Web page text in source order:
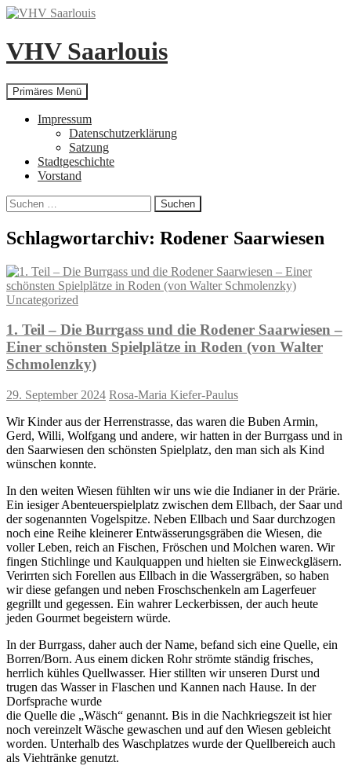
Zum
springen
VHV Saarlouis
Suchen
Primäres Menü
Impressum
Datenschutzerklärung
Satzung
Stadtgeschichte
Vorstand
Suchen
nach:
Schlagwortarchiv: Rodener Saarwiesen
Uncategorized
1. Teil – Die Burrgass und die Rodener Saarwiesen –
Einer schönsten Spielplätze in Roden (von Walter
Schmolenzky)
29. September 2024 Rosa-Maria Kiefer-Paulus
Wir Kinder aus der Herrenstrasse, das waren die Buben Armin,
Gerd, Willi, Wolfgang und andere, wir hatten in der Burrgass und in
den Saarwiesen den schönsten Spielplatz, den man sich als Kind
wünschen konnte.
In den weiten Wiesen fühlten wir uns wie die Indianer in der Prärie.
Ein iesiger Abenteuerspielplatz zwischen dem Ellbach, der Saar und
der sogenannten Vogelspitze. Neben Ellbach und Saar durchzogen
noch eine Reihe kleinerer Entwässerungsgräben die Wiesen, die
voller Leben, reich an Fischen, Fröschen und Molchen waren. Wir
fingen Stichlinge und Kaulquappen und hielten sie Einweckgläsern.
Verirrten sich Forellen aus Ellbach in die Wassergräben, so haben
wir diese gefangen und neben Froschschenkeln am Lagerfeuer
gegrillt und gegessen. Ein wahrer Leckerbissen, der auch heute
jeden Gourmet begeistern würde.
In der Burrgass, daher auch der Name, befand sich eine Quelle, ein
Borren/Born. Aus einem dicken Rohr strömte ständig frisches,
herrlich kühles Quellwasser. Hier stillten wir unseren Durst und
trugen das Wasser in Flaschen und Kannen nach Hause. In der
Dorfsprache wurde
die Quelle die „Wäsch“ genannt. Bis in die Nachkriegszeit ist hier
noch vereinzelt Wäsche gewaschen und auf den Wiesen gebleicht
worden. Unterhalb des Waschplatzes wurde der Quellbereich auch
als Viehtränke genutzt.